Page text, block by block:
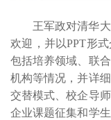
王军政对清华
欢迎，并以PPT形
包括培养领域、联
机构等情况，并详
交替模式、校企导
企业课题征集和学